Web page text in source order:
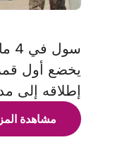
يخضع أول
إطلاقه إلى مداره في أواخر
مشاهدة